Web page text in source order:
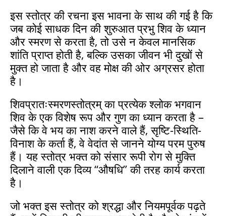
इस स्तोत्र की रचना इस भावना के साथ की गई है कि
जब कोई साधक दिन की शुरुआत प्रभु शिव के ध्यान
और स्मरण से करता है, तो उसे न केवल मानसिक
शांति प्राप्त होती है, बल्कि उसका जीवन भी दुखों से
मुक्त हो जाता है और वह मोक्ष की ओर अग्रसर होता
है।
शिवप्रातःस्मरणस्तोत्रम् का प्रत्येक श्लोक भगवान
शिव के एक विशेष रूप और गुण का ध्यान करता है –
जैसे कि वे भय का नाश करने वाले हैं, सृष्टि-स्थिति-
विनाश के कर्ता हैं, वे वेदांत से जानने योग्य परम पुरुष
हैं। यह स्तोत्र भक्त को संसार रूपी रोग से मुक्ति
दिलाने वाली एक दिव्य “औषधि” की तरह कार्य करता
है।
जो भक्त इस स्तोत्र को श्रद्धा और नियमपूर्वक पढ़ते